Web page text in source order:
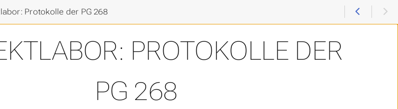
Protokolle der PG 268
PROTOKOLLE DER
PG 268